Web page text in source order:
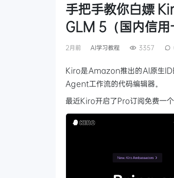
手把手教你白嫖
GLM 5（国内信用
2月前 AI学习教程 3357
Kiro是Amazon推出的AI原生
Agent工作流的代码编辑器。
最近Kiro开启了Pro订阅免费一